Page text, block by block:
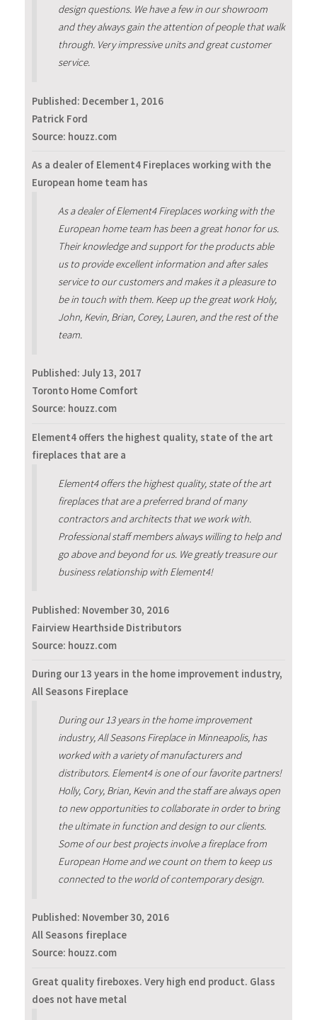
design questions. We have a few in our showroom
and they always gain the attention of people that walk
through. Very impressive units and great customer
service.
Published: December 1, 2016
Patrick Ford
Source: houzz.com
As a dealer of Element4 Fireplaces working with the
European home team has
As a dealer of Element4 Fireplaces working with the
European home team has been a great honor for us.
Their knowledge and support for the products able
us to provide excellent information and after sales
service to our customers and makes it a pleasure to
be in touch with them. Keep up the great work Holy,
John, Kevin, Brian, Corey, Lauren, and the rest of the
team.
Published: July 13, 2017
Toronto Home Comfort
Source: houzz.com
Element4 offers the highest quality, state of the art
fireplaces that are a
Element4 offers the highest quality, state of the art
fireplaces that are a preferred brand of many
contractors and architects that we work with.
Professional staff members always willing to help and
go above and beyond for us. We greatly treasure our
business relationship with Element4!
Published: November 30, 2016
Fairview Hearthside Distributors
Source: houzz.com
During our 13 years in the home improvement industry,
All Seasons Fireplace
During our 13 years in the home improvement
industry, All Seasons Fireplace in Minneapolis, has
worked with a variety of manufacturers and
distributors. Element4 is one of our favorite partners!
Holly, Cory, Brian, Kevin and the staff are always open
to new opportunities to collaborate in order to bring
the ultimate in function and design to our clients.
Some of our best projects involve a fireplace from
European Home and we count on them to keep us
connected to the world of contemporary design.
Published: November 30, 2016
All Seasons fireplace
Source: houzz.com
Great quality fireboxes. Very high end product. Glass
does not have metal